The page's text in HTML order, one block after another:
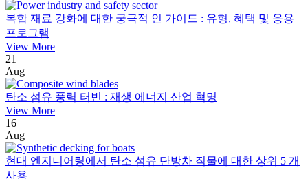
복합 재료 강화에 대한 궁극적 인 가이드 : 유형, 혜택 및 응용
프로그램
View More
21
Aug
탄소 섬유 풍력 터빈 : 재생 에너지 산업 혁명
View More
16
Aug
현대 엔지니어링에서 탄소 섬유 단방차 직물에 대한 상위 5 개
사용